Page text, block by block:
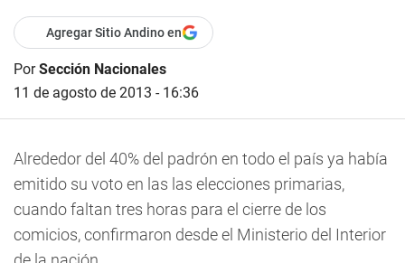
Agregar Sitio Andino en
PorSección Nacionales
11 de agosto de 2013 - 16:36
Alrededor del 40% del padrón en todo el país ya había
emitido su voto en las las elecciones primarias,
cuando faltan tres horas para el cierre de los
comicios, confirmaron desde el Ministerio del Interior